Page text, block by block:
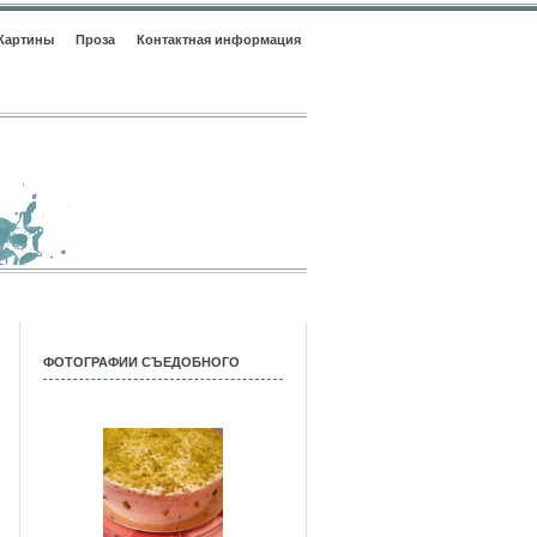
Проза Контактная информация
ФОТОГРАФИИ СЪЕДОБНОГО